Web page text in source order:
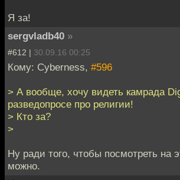
Я за!
sergvladb40 »
#612 | 30.09.16 00:25
Кому: Cyberness, #596
> А вообще, хочу видеть камрада
разведопросе про религии!
> Кто за?
>
Ну ради того, чтобы посмотреть на
можно.